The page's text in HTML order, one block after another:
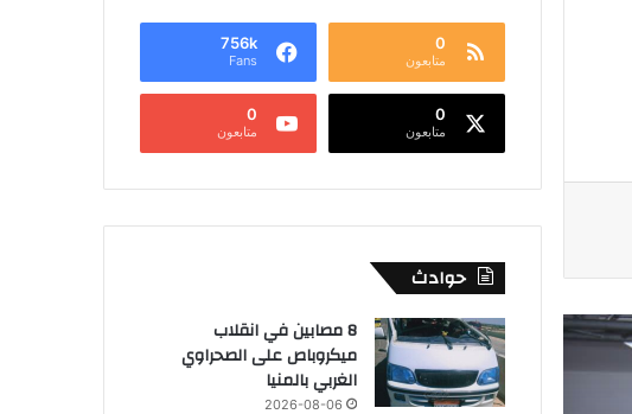
0
متابعون
756k
Fans
0
متابعون
0
متابعون
حوادث
8 مصابين في انقلاب
ميكروباص على الصحراوي
الغربي بالمنيا
2026-08-06